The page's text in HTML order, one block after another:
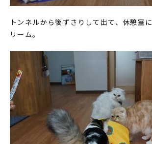
トンネルから後ずさりして出て、休憩室
リーム。